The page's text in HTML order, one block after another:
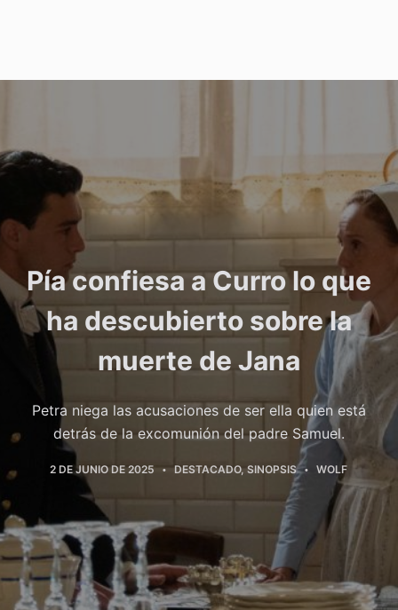
Pía confiesa a Curro lo que
ha descubierto sobre la
muerte de Jana
Petra niega las acusaciones de ser ella quien está
detrás de la excomunión del padre Samuel.
2 DE JUNIO DE 2025 DESTACADO,SINOPSIS WOLF